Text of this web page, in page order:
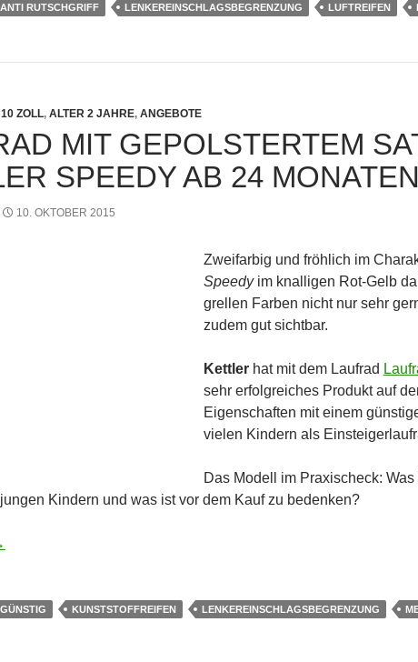
ANTI RUTSCHGRIFF LENKEREINSCHLAGSBEGRENZUNG LUFTREIFEN
10 ZOLL,ALTER 2 JAHRE,ANGEBOTE
MIT GEPOLSTERTEM
SPEEDY AB 24 MONATEN
10. OKTOBER 2015
Zweifarbig und fröhlich im
Speedyim knalligen Rot-Gelb
grellen Farben nicht nur sehr
zudem gut sichtbar.
Kettlerhat mit dem Laufrad
sehr erfolgreiches Produkt auf
Eigenschaften mit einem
vielen Kindern als
Das Modell im Praxischeck:
Kindern und was ist vor dem Kauf zu bedenken?
Sattel – Kettler Speedy ab 24 Monaten
GÜNSTIG KUNSTSTOFFREIFEN LENKEREINSCHLAGSBEGRENZUNG